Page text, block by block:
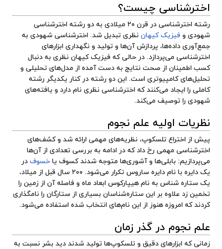
اخترشناسی چیست؟
رشته اخترشناسی در قرن ۲۰ میلادی به دو رشته اخترشناسی
شهودی و فیزیک کیهان نظری تبدیل شد. اخترشناسی شهودی به
جمع‌آوری داده‌ها، پردازش آن‌ها و تولید و نگهداری ابزارهای
اخترشناسی می‌پردازد. در حالی که فیزیک کیهان نظری به دنبال
کسب اطمینان از صحت نتایج به دست آمده از مدل‌های تحلیلی و
تحلیل‌های کامپیوتری است. این دو رشته در کنار یکدیگر رشته
کاملی را ایجاد می‌کنند که اخترشناسی نظری نام دارد و یافته‌های
شهودی را توصیف می‌کند.
نظریات اولیه علم نجوم
پیش از اختراع تلسکوپ، نظریه‌های مهمی ارائه شد و کشف‌های
اخترشناسی مهمی رخ داد که در ادامه به بررسی تعدادی از آن‌ها
می‌پردازیم: بابلی‌ها وآشوری‌ها متوجه شدندکسوف یا خسوف در
یک دایره با نام دایره ساروس تکرار می‌شود. ۲۰۰ سال قبل از میلاد،
یک ستاره شناس به نام هیپارکوس ابعاد ماه و فاصله آن از زمین را
تخمین زد علاوه بر این ستاره‌شناسان بسیاری از ستارگان را نامگذاری
کردند که امروزه هنوز از این نام‌های انتخاب شده استفاده می‌شود.
علم نجوم در گذر زمان
زمانی که ابزارهای دقیق و تلسکوپ‌ها تولید شدند دید بشر نسبت به